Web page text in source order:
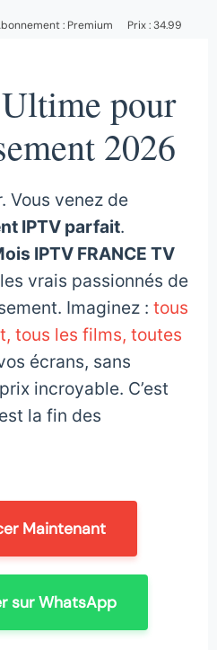
: Premium Prix : 34.99
pour
2026
Vous venez de
IPTV parfait.
IPTV FRANCE TV
vrais passionnés de
Imaginez : tous
tous les films, toutes
écrans, sans
incroyable. C’est
la fin des
Maintenant
sur WhatsApp